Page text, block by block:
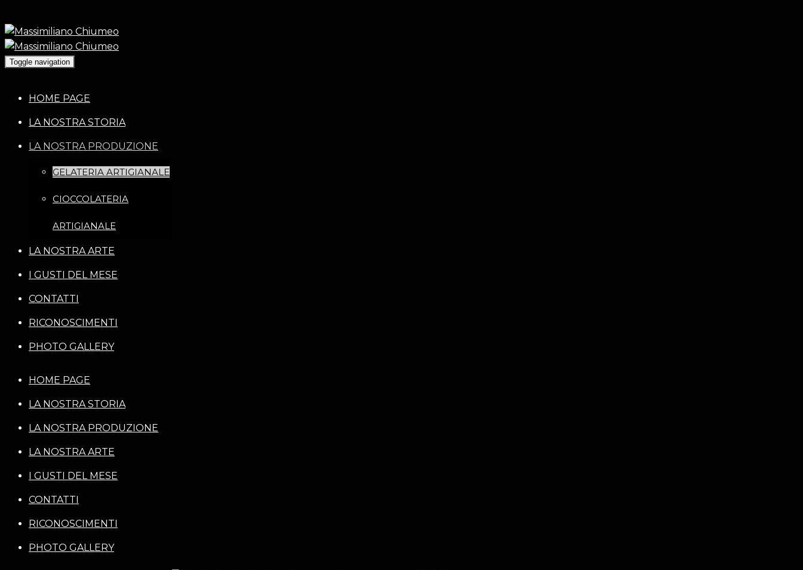
Toggle navigation
HOME PAGE
LA NOSTRA STORIA
LA NOSTRA PRODUZIONE
GELATERIA ARTIGIANALE
CIOCCOLATERIA
ARTIGIANALE
LA NOSTRA ARTE
I GUSTI DEL MESE
CONTATTI
RICONOSCIMENTI
PHOTO GALLERY
HOME PAGE
LA NOSTRA STORIA
LA NOSTRA PRODUZIONE
LA NOSTRA ARTE
I GUSTI DEL MESE
CONTATTI
RICONOSCIMENTI
PHOTO GALLERY